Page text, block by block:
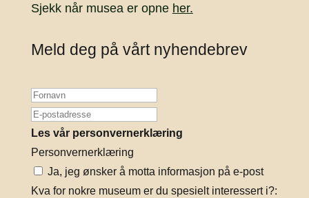
Sjekk når musea er opne her.
Meld deg på vårt nyhendebrev
Les vår personvernerklæring
Personvernerklæring
Ja, jeg ønsker å motta informasjon på e-post
Kva for nokre museum er du spesielt interessert i?: